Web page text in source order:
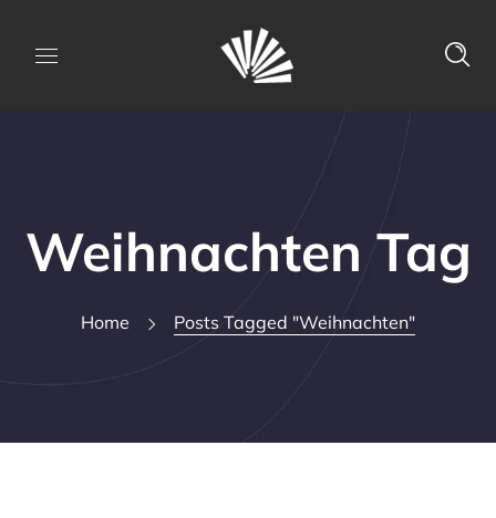
Weihnachten Tag
Home Posts Tagged "Weihnachten"